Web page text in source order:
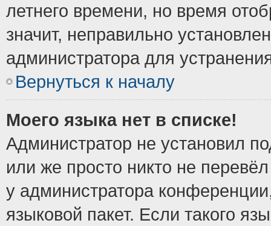
летнего времени, но время
значит, неправильно
администратора для
Вернуться к началу
Моего языка нет в списке!
Администратор не установил
или же просто никто не
у администратора
языковой пакет. Если такого